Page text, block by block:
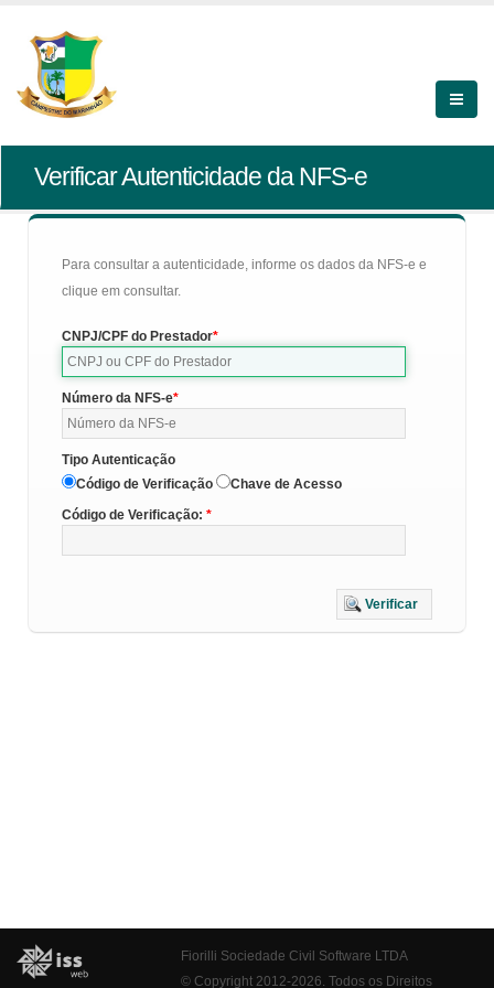
Verificar Autenticidade da NFS-e
Para consultar a autenticidade, informe os dados da NFS-e e
clique em consultar.
CNPJ/CPF do Prestador
Número da NFS-e
Tipo Autenticação
Código de Verificação
Chave de Acesso
Código de Verificação:
Verificar
Fiorilli Sociedade Civil Software LTDA
© Copyright 2012-2026. Todos os Direitos